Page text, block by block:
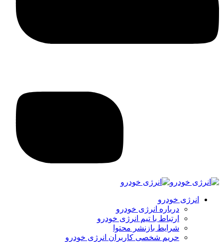
انرژی خودرو
درباره انرژی خودرو
ارتباط با تیم انرژی خودرو
شرایط بازنشر محتوا
حریم شخصی کاربران انرژی خودرو